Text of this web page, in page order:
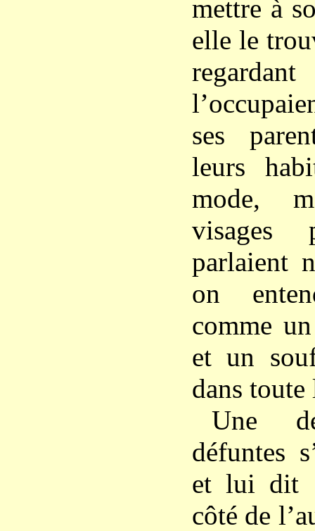
mettre à
elle le
ses
leurs
mode,
parlaient
on
comme
et un
dans toute
Une
défuntes
et lui dit
côté de